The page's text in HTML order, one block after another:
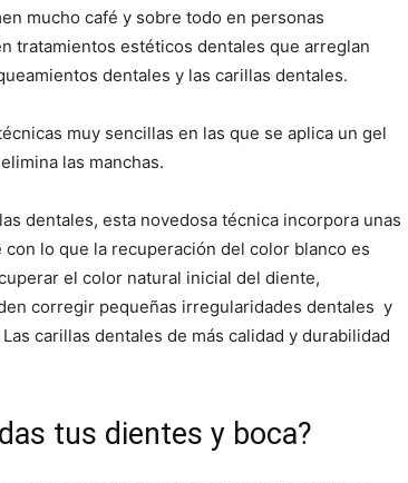
mucho café y sobre todo en personas
tratamientos estéticos dentales que arreglan
dentales y las carillas dentales.
muy sencillas en las que se aplica un gel
las manchas.
dentales, esta novedosa técnica incorpora unas
lo que la recuperación del color blanco es
el color natural inicial del diente,
corregir pequeñas irregularidades dentales y
carillas dentales de más calidad y durabilidad
tus dientes y boca?